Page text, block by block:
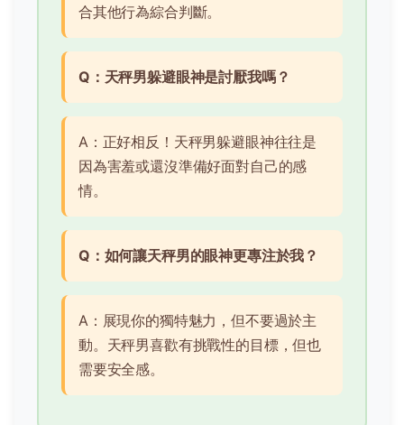
合其他行為綜合判斷。
Q：天秤男躲避眼神是討厭我嗎？
A：正好相反！天秤男躲避眼神往往是
因為害羞或還沒準備好面對自己的感
情。
Q：如何讓天秤男的眼神更專注於我？
A：展現你的獨特魅力，但不要過於主
動。天秤男喜歡有挑戰性的目標，但也
需要安全感。